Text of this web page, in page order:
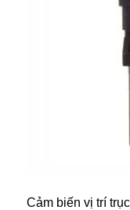
Cảm biến vị trí